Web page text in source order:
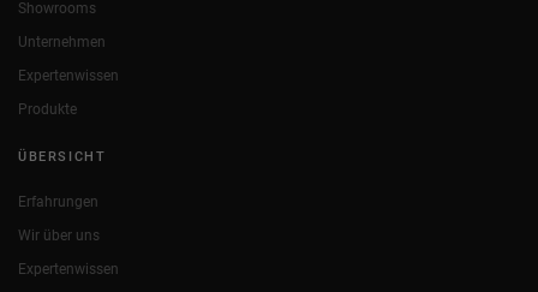
Showrooms
Unternehmen
Expertenwissen
Produkte
ÜBERSICHT
Erfahrungen
Wir über uns
Expertenwissen